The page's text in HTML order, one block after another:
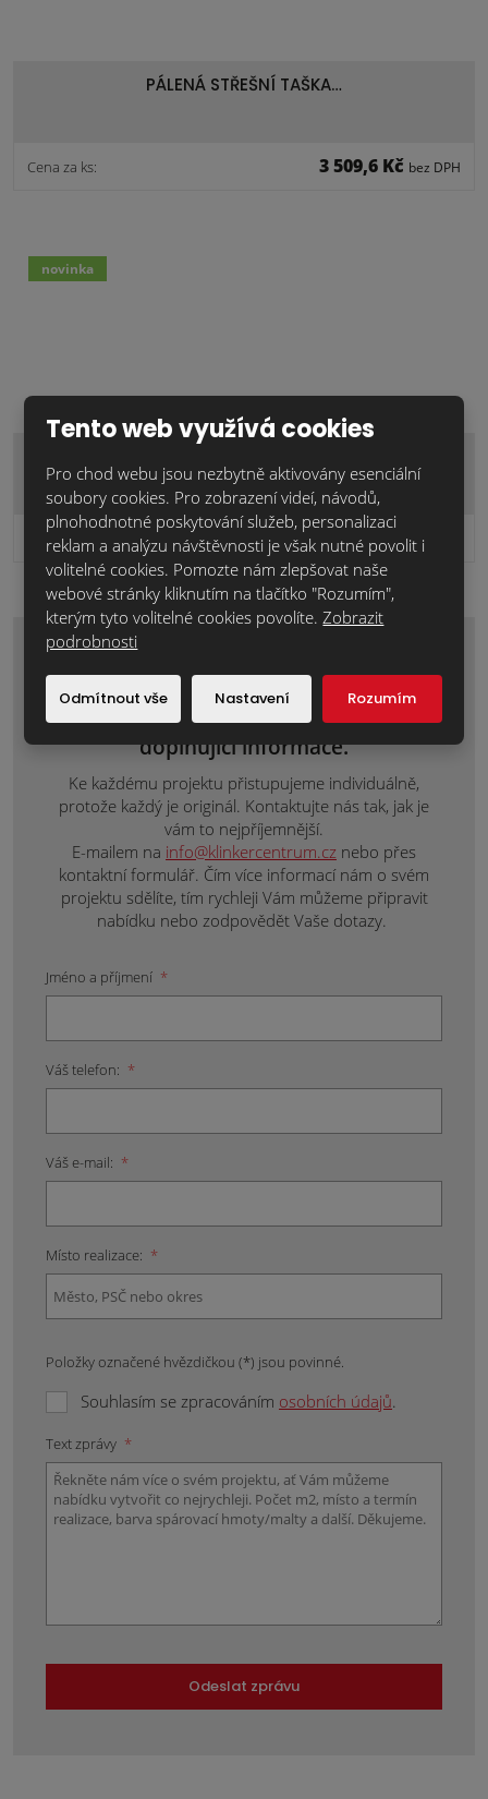
PÁLENÁ STŘEŠNÍ TAŠKA…
Cena za ks: 3 509,6 Kč bez DPH
Cena za ks: 7 782,4 Kčbez DPH
novinka
Zaujal Vás tento materiál nebo máte
nějaké dotazy? Napište nám o
individuální nezávaznou nabídku nebo
doplňující informace.
Ke každému projektu přistupujeme individuálně,
protože každý je originál. Kontaktujte nás tak, jak je
vám to nejpříjemnější.
E-mailem na info@klinkercentrum.cz nebo přes
kontaktní formulář. Čím více informací nám o svém
projektu sdělíte, tím rychleji Vám můžeme připravit
nabídku nebo zodpovědět Vaše dotazy.
Jméno a příjmení *
Váš telefon: *
Váš e-mail: *
Místo realizace: *
Položky označené hvězdičkou (*) jsou povinné.
Souhlasím se zpracováním osobních údajů.
Text zprávy *
Odeslat zprávu
Tento web využívá cookies
Pro chod webu jsou nezbytně aktivovány esenciální
soubory cookies. Pro zobrazení videí, návodů,
plnohodnotné poskytování služeb, personalizaci
reklam a analýzu návštěvnosti je však nutné povolit i
volitelné cookies. Pomozte nám zlepšovat naše
webové stránky kliknutím na tlačítko "Rozumím",
kterým tyto volitelné cookies povolíte.Zobrazit
podrobnosti
Odmítnout vše Nastavení Rozumím